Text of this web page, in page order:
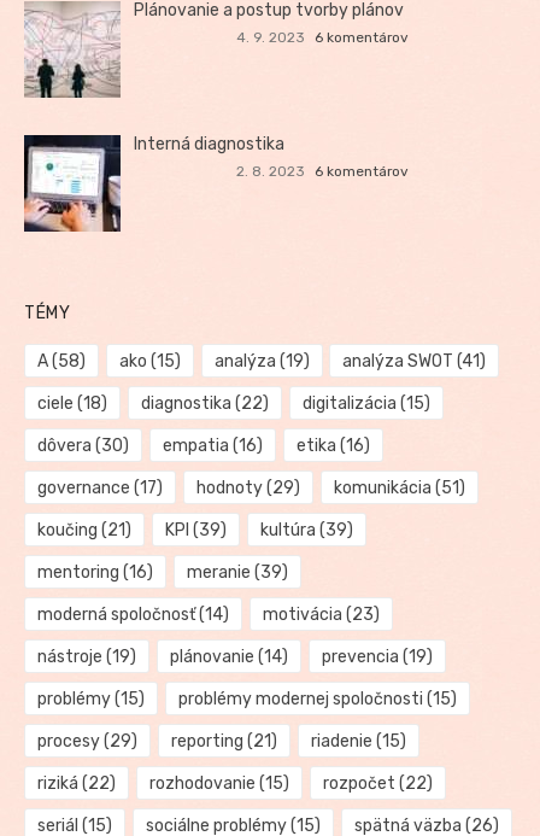
Plánovanie a postup tvorby plánov
4. 9. 2023 6 komentárov
Interná diagnostika
2. 8. 2023 6 komentárov
TÉMY
A(58) ako (15) analýza (19) analýza SWOT (41)
ciele (18) diagnostika (22) digitalizácia (15)
dôvera (30) empatia (16) etika (16)
governance (17) hodnoty(29) komunikácia (51)
koučing (21) KPI (39) kultúra (39)
mentoring (16) meranie (39)
moderná spoločnosť(14) motivácia (23)
nástroje (19) plánovanie (14) prevencia (19)
problémy(15) problémy modernej spoločnosti (15)
procesy(29) reporting (21) riadenie (15)
riziká (22) rozhodovanie (15) rozpočet (22)
seriál (15) sociálne problémy(15) spätná väzba (26)